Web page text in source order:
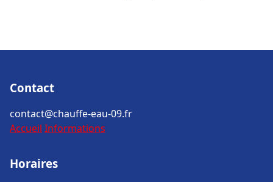
Contact
contact@chauffe-eau-09.fr
Accueil Informations
Horaires